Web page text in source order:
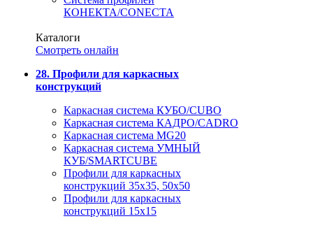
КОНЕКТА/CONECTA
Каталоги
Смотреть онлайн
28. Профили для каркасных
конструкций
Каркасная система КУБО/CUBO
Каркасная система КАДРО/CADRO
Каркасная система MG20
Каркасная система УМНЫЙ
КУБ/SMARTCUBE
Профили для каркасных
конструкций 35x35, 50x50
Профили для каркасных
конструкций 15х15